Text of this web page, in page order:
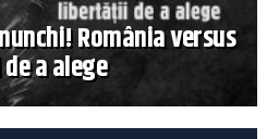
România versus
a alege